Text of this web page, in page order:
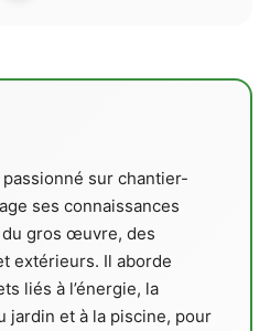
sur chantier-
ses connaissances
gros œuvre, des
extérieurs. Il aborde
liés à l’énergie, la
jardin et à la piscine, pour